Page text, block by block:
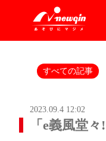
すべての記事
2023.09.4 12:02
「e義風堂